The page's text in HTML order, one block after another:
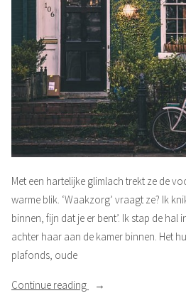
Met een hartelijke glimlach trekt ze de
warme blik. ‘Waakzorg’ vraagt ze? Ik
binnen, fijn dat je er bent’. Ik stap de hal
achter haar aan de kamer binnen. Het
plafonds, oude
Continue reading
“Echt